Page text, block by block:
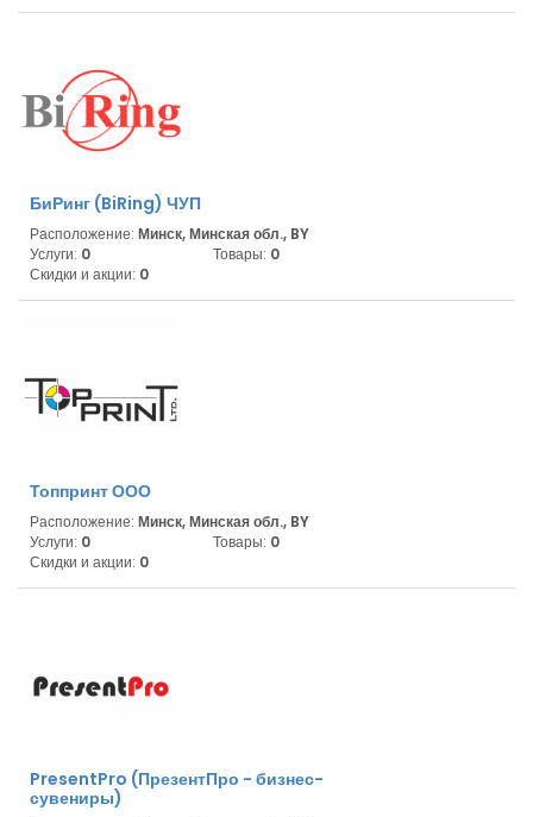
БиРинг (BiRing) ЧУП
Расположение: Минск, Минская обл., BY
Услуги: 0 Товары: 0
Скидки и акции: 0
Топпринт ООО
Расположение: Минск, Минская обл., BY
Услуги: 0 Товары: 0
Скидки и акции: 0
PresentPro (ПрезентПро - бизнес-
сувениры)